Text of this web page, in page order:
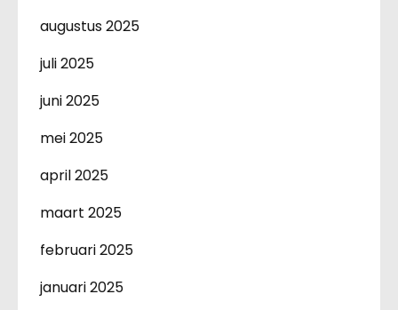
augustus 2025
juli 2025
juni 2025
mei 2025
april 2025
maart 2025
februari 2025
januari 2025